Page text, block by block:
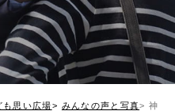
も思い広場 みんなの声と写真 神奈